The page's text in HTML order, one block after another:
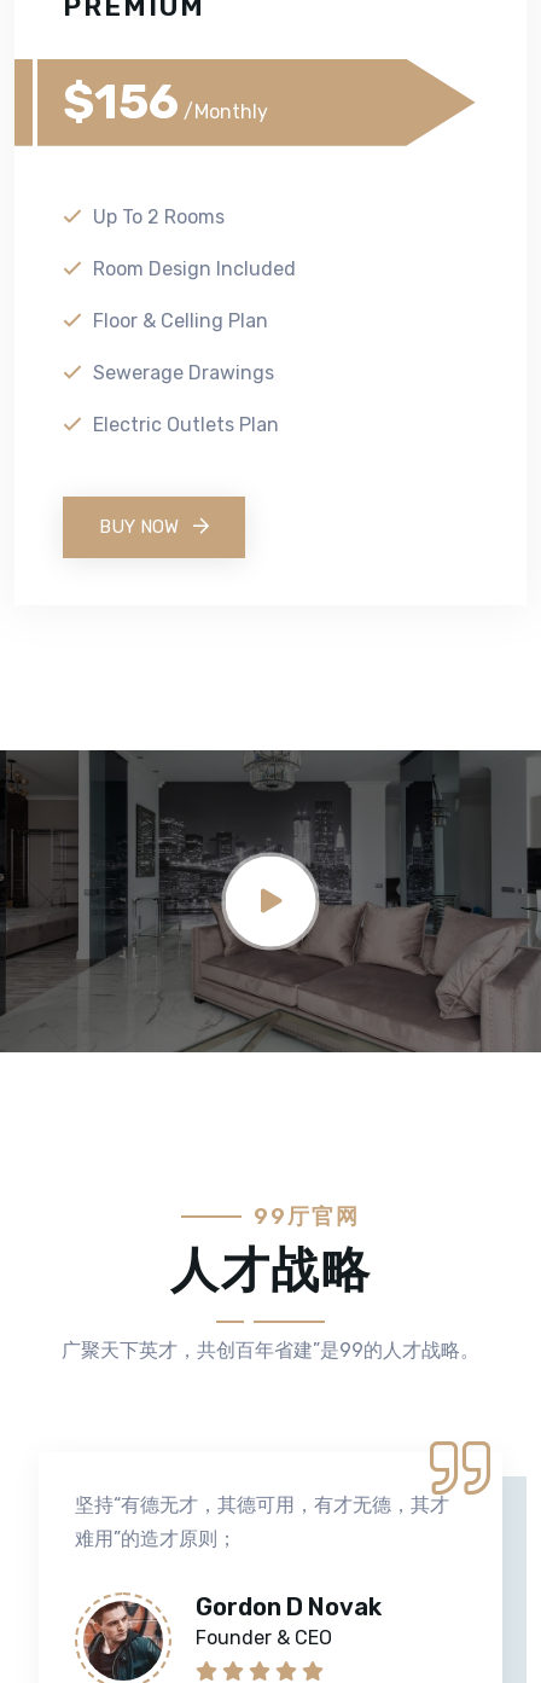
$156 /Monthly
Up To 2 Rooms
Room Design Included
Floor & Celling Plan
Sewerage Drawings
Electric Outlets Plan
BUY NOW
99厅官网
人才战略
广聚天下英才，共创百年省建”是99的人才战略。
坚持用“待遇、感情、事业”来吸引人、培养
人、使用人和留用人。
Reid E Butt
Founder & CEO